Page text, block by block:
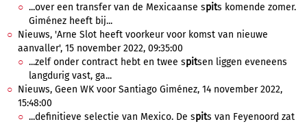
...over een transfer van de Mexicaanse spits komende zomer.
Giménez heeft bij...
Nieuws, 'Arne Slot heeft voorkeur voor komst van nieuwe
aanvaller', 15 november 2022, 09:35:00
...zelf onder contract hebt en twee spitsen liggen eveneens
langdurig vast, ga...
Nieuws, Geen WK voor Santiago Giménez, 14 november 2022,
15:48:00
...definitieve selectie van Mexico. De spits van Feyenoord zat